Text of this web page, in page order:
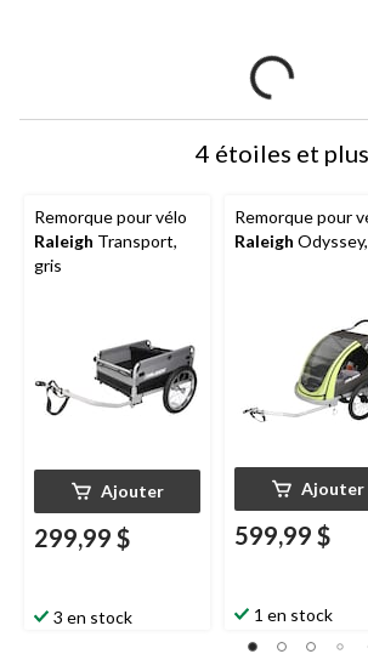
4 étoiles et plus
Remorque pour vélo
Raleigh Transport,
gris
Ajouter
299,99 $
3 en stock
Remorque pour
Raleigh
Ajouter
599,99 $
1 en stock